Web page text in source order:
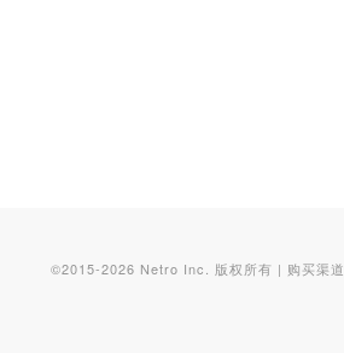
©2015-2026 Netro Inc. 版权所有 | 购买渠道